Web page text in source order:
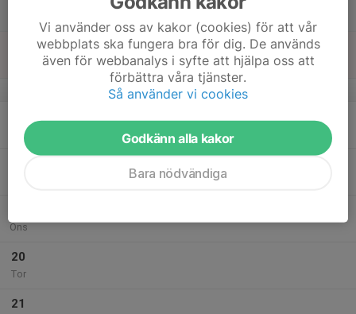
v.34
Mån
Ons
20
Tor
21
Vi använder oss av kakor (cookies) för att vår
webbplats ska fungera bra för dig. De används
även för webbanalys i syfte att hjälpa oss att
förbättra våra tjänster.
Så använder vi cookies
Godkänn alla kakor
Bara nödvändiga